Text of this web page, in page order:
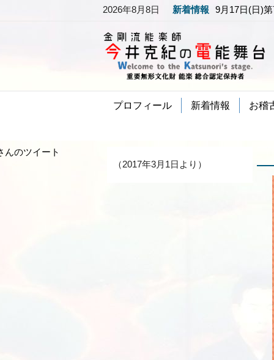
2026年8月8日 新着情報
9/21(木)NHK-
部リンク）
プロフィール 新着情報 お稽
んのツイート
（2017年3月1日より）